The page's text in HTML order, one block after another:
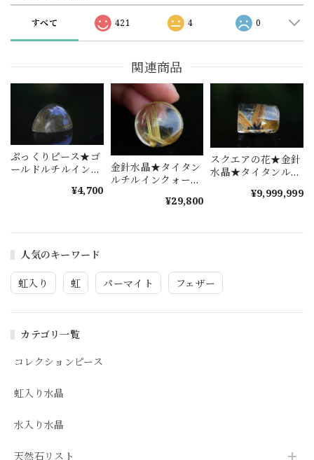
人気のキーワード
虹入り 虹 パーマイト フェザー
カテゴリ一覧
コレクションピース
虹入り水晶
水入り水晶
天然石リスト
すべて 421 4 0
関連商品
ぷっくりピース★ゴ
ールドルチルインク
¥4,700
金針水晶★タイタン
ルチルインクォーツ
¥29,800
スクエアの花★金針
水晶★タイタンルチ
¥9,999,999